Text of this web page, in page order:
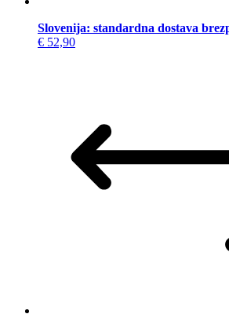
Slovenija: standardna dostava
€ 52,90